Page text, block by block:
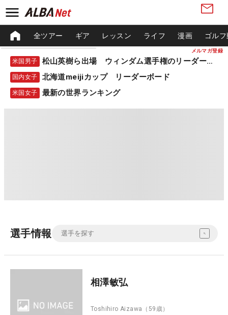
メルマガ登録
全ツアー ギア レッスン ライフ 漫画 ゴル
米国男子 松山英樹ら出場 ウィンダム選手権のリーダーボード
国内女子 北海道meijiカップ リーダーボード
米国女子 最新の世界ランキング
選手情報
相澤敏弘
Toshihiro Aizawa （59歳）